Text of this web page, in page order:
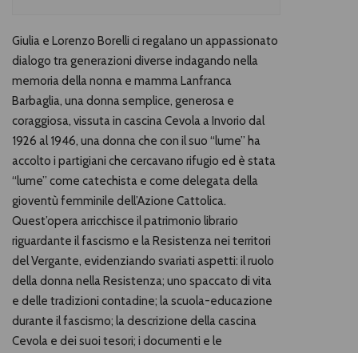
Giulia e Lorenzo Borelli ci regalano un appassionato
dialogo tra generazioni diverse indagando nella
memoria della nonna e mamma Lanfranca
Barbaglia, una donna semplice, generosa e
coraggiosa, vissuta in cascina Cevola a Invorio dal
1926 al 1946, una donna che con il suo “lume” ha
accolto i partigiani che cercavano rifugio ed è stata
“lume” come catechista e come delegata della
gioventù femminile dell’Azione Cattolica.
Quest’opera arricchisce il patrimonio librario
riguardante il fascismo e la Resistenza nei territori
del Vergante, evidenziando svariati aspetti: il ruolo
della donna nella Resistenza; uno spaccato di vita
e delle tradizioni contadine; la scuola-educazione
durante il fascismo; la descrizione della cascina
Cevola e dei suoi tesori; i documenti e le